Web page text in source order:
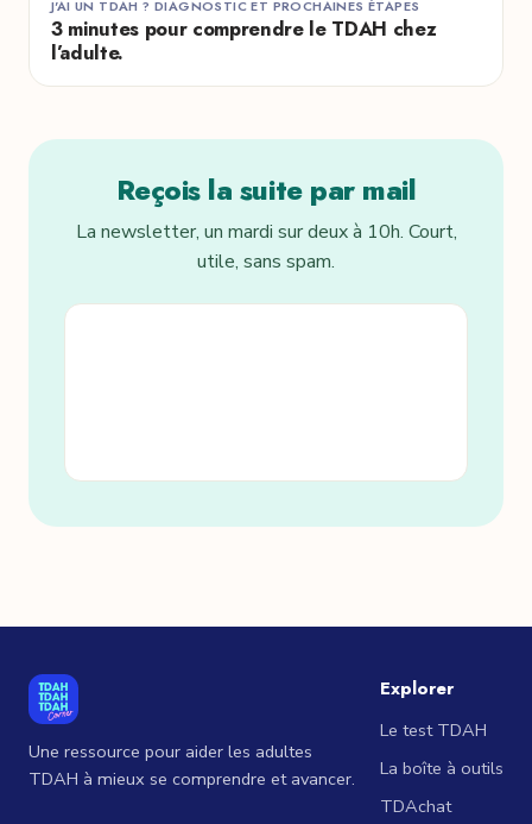
J'AI UN TDAH ? DIAGNOSTIC ET PROCHAINES ÉTAPES
3 minutes pour comprendre le TDAH chez
l’adulte.
Reçois la suite par mail
La newsletter, un mardi sur deux à 10h. Court,
utile, sans spam.
Une ressource pour aider les adultes
TDAH à mieux se comprendre et avancer.
Explorer
Le test TDAH
La boîte à outils
TDAchat